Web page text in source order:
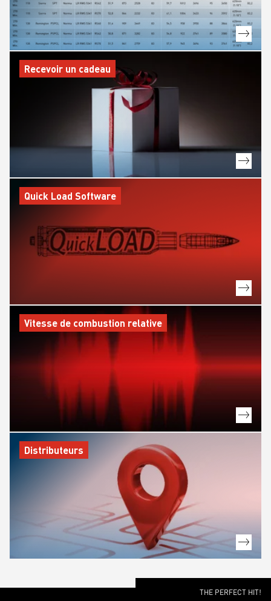
Recevoir un cadeau
Quick Load Software
Vitesse de combustion relative
Distributeurs
THE PERFECT HIT!